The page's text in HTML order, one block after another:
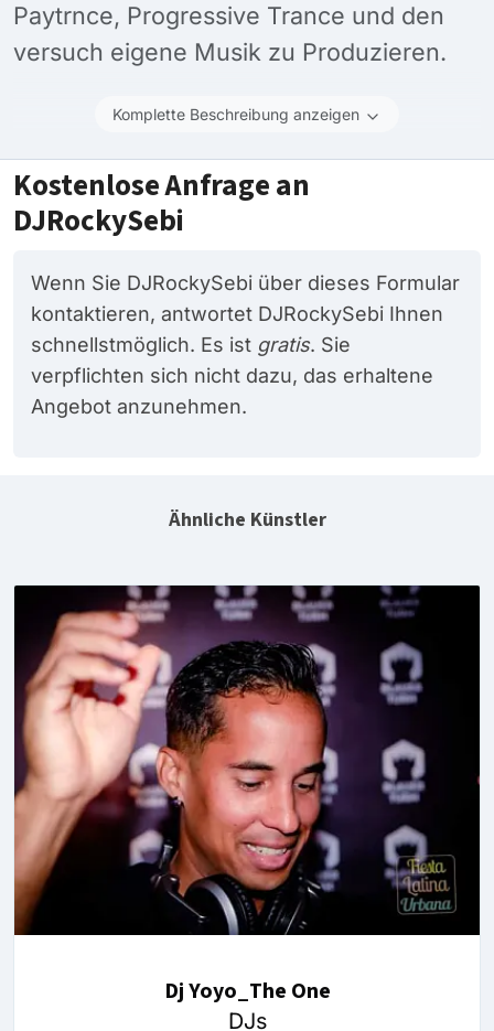
Paytrnce, Progressive Trance und den
versuch eigene Musik zu Produzieren.
Komplette Beschreibung anzeigen
Kostenlose Anfrage an
DJRockySebi
Wenn Sie DJRockySebi über dieses Formular
kontaktieren, antwortet DJRockySebi Ihnen
schnellstmöglich. Es ist gratis. Sie
verpflichten sich nicht dazu, das erhaltene
Angebot anzunehmen.
Ähnliche Künstler
Dj Yoyo_The One
DJs